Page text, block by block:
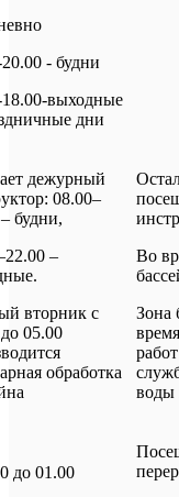
- будни
выходные
дни
дежурный
08.00–
будни,
–
вторник с
05.00
обработка
Во
Зона
воды
до 01.00